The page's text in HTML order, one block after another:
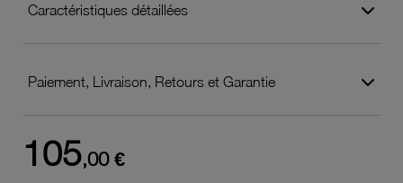
Caractéristiques détaillées
Paiement, Livraison, Retours et Garantie
105,00 €